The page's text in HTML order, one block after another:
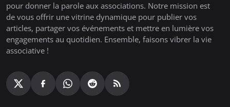
pour donner la parole aux associations. Notre mission est
de vous offrir une vitrine dynamique pour publier vos
articles, partager vos événements et mettre en lumière vos
engagements au quotidien. Ensemble, faisons vibrer la vie
associative !